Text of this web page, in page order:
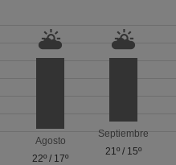
Agosto
22º / 17º
Septiembre
21º/ 15º